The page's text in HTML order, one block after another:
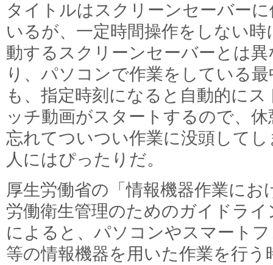
タイトルはスクリーンセーバー
いるが、一定時間操作をしない時
動するスクリーンセーバーとは異
り、パソコンで作業をしている最
も、指定時刻になると自動的にス
ッチ動画がスタートするので、休
忘れてついつい作業に没頭してし
人にはぴったりだ。
厚生労働省の「情報機器作業にお
労働衛生管理のためのガイドライ
によると、パソコンやスマート
等の情報機器を用いた作業を行う